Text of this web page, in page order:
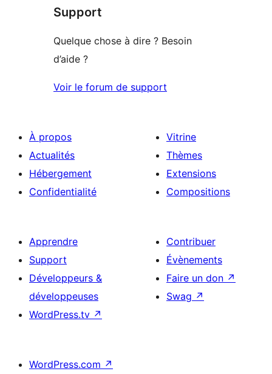
1
Support
Quelque chose à dire ? Besoin
d’aide ?
Voir le forum de support
À propos
Actualités
Hébergement
Confidentialité
Vitrine
Thèmes
Extensions
Compositions
Apprendre
Support
Développeurs &
développeuses
WordPress.tv ↗
Contribuer
Évènements
Faire un don ↗
Swag ↗
WordPress.com ↗